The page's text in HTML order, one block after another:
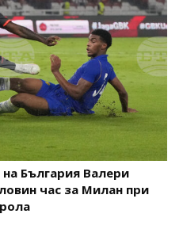
България Валери
час за Милан при